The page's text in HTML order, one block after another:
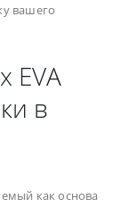
вашего
EVA
в
как основа